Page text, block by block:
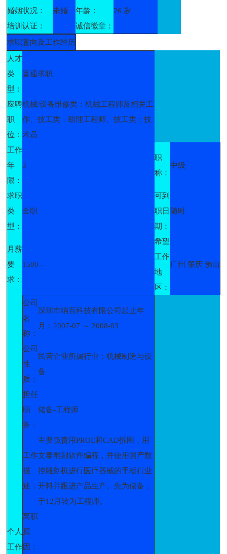
婚姻状况：
未婚 年龄：
26 岁
培训认证：
诚信徽章：
求职意向及工作经历
人才
类
型：
普通求职
应聘
职
位：
机械/设备维修类：机械工程师及相关工
作、技工类：助理工程师、技工类：技
术员
工作
年
限：
3
职
称：
中级
求职
类
型：
全职
可到
职日
期：
随时
月薪
要
求：
1500--
希望
工作
地
区：
广州 肇庆 佛山
个人
工作
公司
名
称：
深圳市纳百科技有限公司起止年
月：2007-07 ～ 2008-03
公司
性
质：
民营企业所属行业：机械制造与设
备
担任
职
务：
储备-工程师
工作
描
述：
主要负责用PROE和CAD拆图，用
文泰雕刻软件编程，并使用国产数
控雕刻机进行医疗器械的手板行业
开料并跟进产品生产。先为储备，
于12月转为工程师。
离职
原
因：